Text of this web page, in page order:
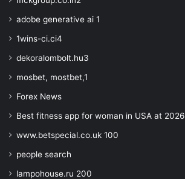
adobe generative ai 1
1wins-ci.ci4
dekoralombolt.hu3
mosbet, mostbet,1
Forex News
Best fitness app for woman in USA at 2026
www.betspecial.co.uk 100
people search
lampohouse.ru 200